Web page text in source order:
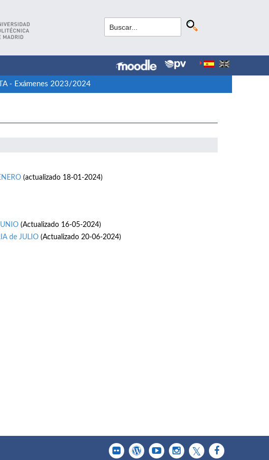
- Exámenes 2023/2024
(actualizado 18-01-2024)
(Actualizado 16-05-2024)
de JULIO (Actualizado 20-06-2024)